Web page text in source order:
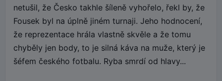
netušil, že Česko takhle šíleně vyhořelo, řekl by, že
Fousek byl na úplně jiném turnaji. Jeho hodnocení,
že reprezentace hrála vlastně skvěle a že tomu
chyběly jen body, to je silná káva na muže, který je
šéfem českého fotbalu. Ryba smrdí od hlavy...